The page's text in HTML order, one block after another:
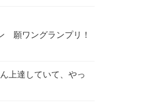
願ワングランプリ！
上達していて、やっ